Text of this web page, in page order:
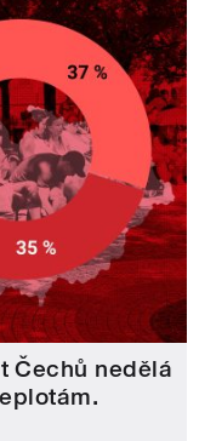
Čechů nedělá